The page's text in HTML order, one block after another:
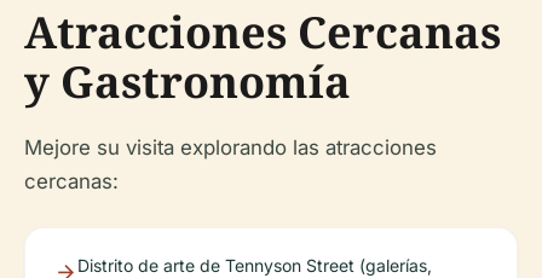
Atracciones Cercanas
y Gastronomía
Mejore su visita explorando las atracciones
cercanas:
Distrito de arte de Tennyson Street (galerías,